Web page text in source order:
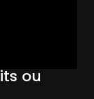
ou